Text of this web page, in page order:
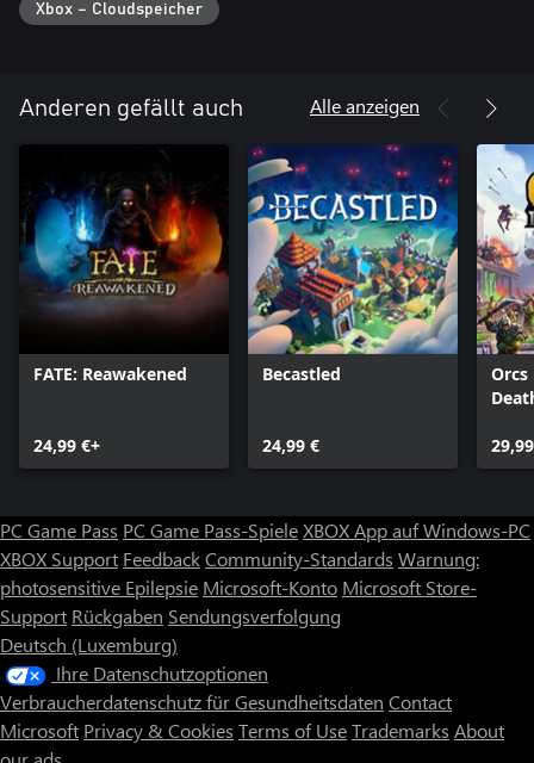
Xbox – Cloudspeicher
Anderen gefällt auch Alle anzeigen
FATE: Reawakened
24,99 €+
Becastled
24,99 €
Orcs
PC Game Pass PC Game Pass-SpieleXBOX App auf Windows-PC
XBOX Support FeedbackCommunity-Standards Warnung:
photosensitive Epilepsie Microsoft-Konto Microsoft Store-
Support Rückgaben Sendungsverfolgung
Deutsch (Luxemburg)
Ihre Datenschutzoptionen
Verbraucherdatenschutz für Gesundheitsdaten Contact
Microsoft Privacy & Cookies Terms of UseTrademarks About